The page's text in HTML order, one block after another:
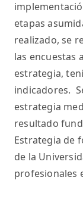
etapas
realizado, se
las encuestas
estrategia,
indicadores.
estrategia
resultado
Estrategia de
de la
profesionales